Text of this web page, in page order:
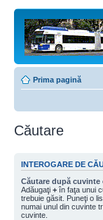
Prima pagină
Căutare
INTEROGARE DE
Căutare după cuvinte
Adăugaţi + în faţa unui
trebuie găsit. Puneţi o
numai unul din cuvinte
cuvinte.